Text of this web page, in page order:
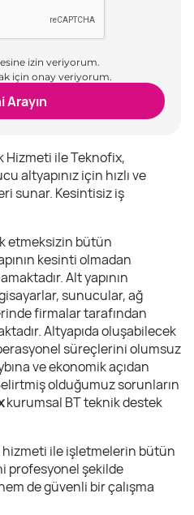
izin veriyorum.
için onay veriyorum.
Arayın
Hizmeti ile Teknofix,
altyapınız için hızlı ve
sunar. Kesintisiz iş
etmeksizin bütün
kesinti olmadan
Alt yapının
sunucular, ağ
firmalar tarafından
Altyapıda oluşabilecek
süreçlerini olumsuz
ve ekonomik açıdan
olduğumuz sorunların
kurumsal BT teknik destek
ile işletmelerin bütün
profesyonel şekilde
de güvenli bir çalışma